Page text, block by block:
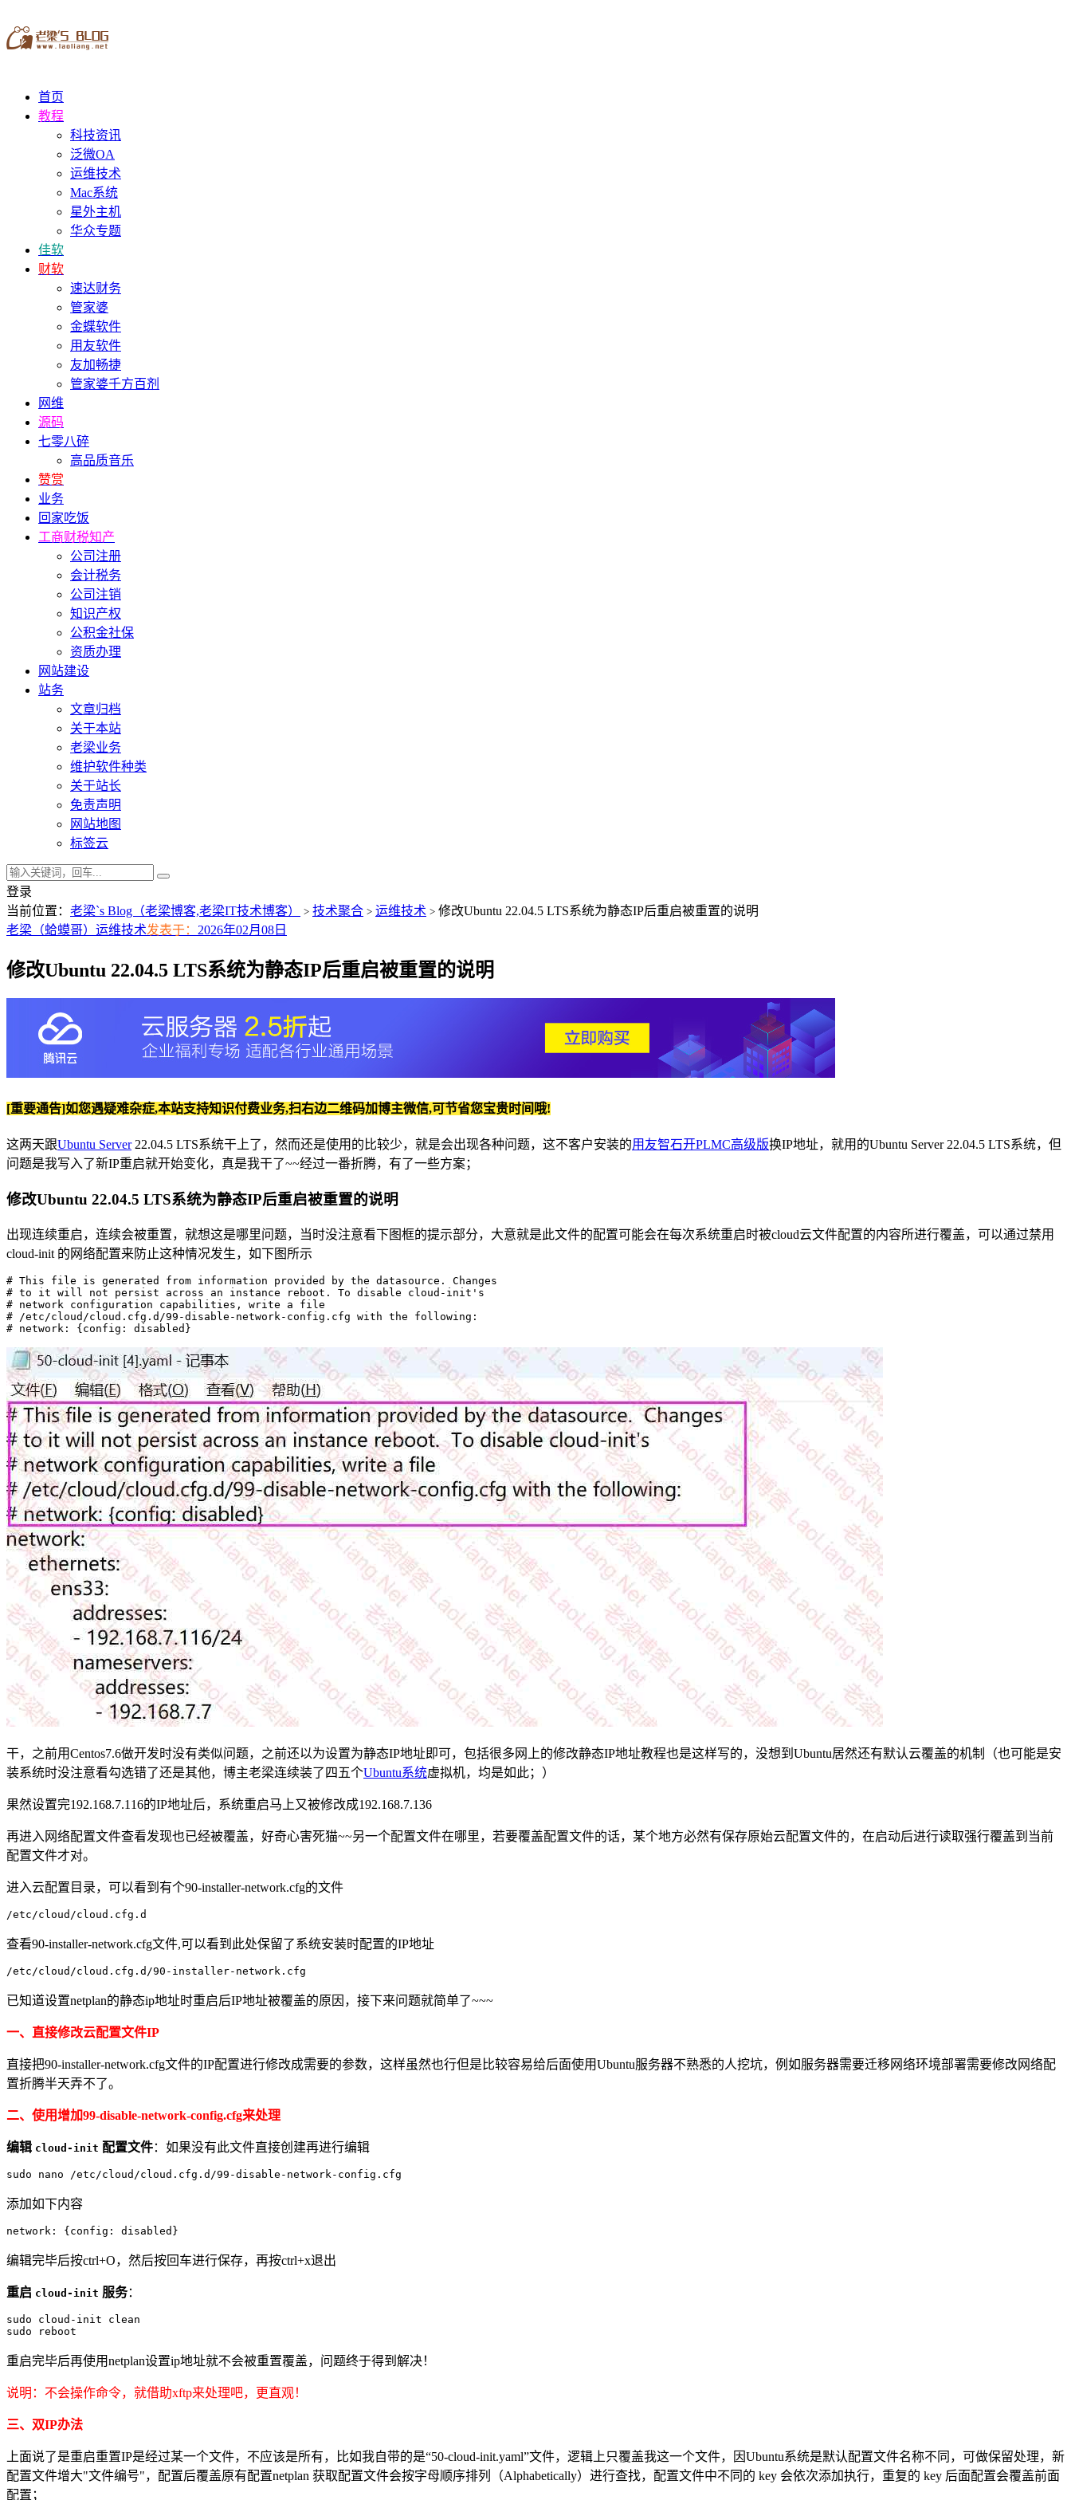
首页
教程
科技资讯
泛微OA
运维技术
Mac系统
星外主机
华众专题
佳软
财软
速达财务
管家婆
金蝶软件
用友软件
友加畅捷
管家婆千方百剂
网维
源码
七零八碎
高品质音乐
赞赏
业务
回家吃饭
工商财税知产
公司注册
会计税务
公司注销
知识产权
公积金社保
资质办理
网站建设
站务
文章归档
关于本站
老梁业务
维护软件种类
关于站长
免责声明
网站地图
标签云
登录
当前位置： 老梁`s Blog（老梁博客,老梁IT技术博客） > 技术聚合 > 运维技术 > 修改Ubuntu 22.04.5 LTS系统为静态IP后重启被重置的说明
老梁（蛤蟆哥） 运维技术发表于： 2026年02月08日
修改Ubuntu 22.04.5 LTS系统为静态IP后重启被重置的说明
[重要通告]如您遇疑难杂症,本站支持知识付费业务,扫右边二维码加博主微信,可节省您宝贵时间哦!
这两天跟Ubuntu Server22.04.5 LTS系统干上了，然而还是使用的比较少，就是会出现各种问题，这不客户安装的用友智石开PLMC高级版换IP地址，就用的Ubuntu Server 22.04.5 LTS系统，但
问题是我写入了新IP重启就开始变化，真是我干了~~经过一番折腾，有了一些方案；
修改Ubuntu 22.04.5 LTS系统为静态IP后重启被重置的说明
出现连续重启，连续会被重置，就想这是哪里问题，当时没注意看下图框的提示部分，大意就是此文件的配置可能会在每次系统重启时被cloud云文件配置的内容所进行覆盖，可以通过禁用
cloud-init 的网络配置来防止这种情况发生，如下图所示
# This file is generated from information provided by the datasource. Changes
# to it will not persist across an instance reboot. To disable cloud-init's
# network configuration capabilities, write a file
# /etc/cloud/cloud.cfg.d/99-disable-network-config.cfg with the following:
# network: {config: disabled}
干，之前用Centos7.6做开发时没有类似问题，之前还以为设置为静态IP地址即可，包括很多网上的修改静态IP地址教程也是这样写的，没想到Ubuntu居然还有默认云覆盖的机制（也可能是安
装系统时没注意看勾选错了还是其他，博主老梁连续装了四五个Ubuntu系统虚拟机，均是如此；）
果然设置完192.168.7.116的IP地址后，系统重启马上又被修改成192.168.7.136
再进入网络配置文件查看发现也已经被覆盖，好奇心害死猫~~另一个配置文件在哪里，若要覆盖配置文件的话，某个地方必然有保存原始云配置文件的，在启动后进行读取强行覆盖到当前
配置文件才对。
进入云配置目录，可以看到有个90-installer-network.cfg的文件
查看90-installer-network.cfg文件,可以看到此处保留了系统安装时配置的IP地址
/etc/cloud/cloud.cfg.d/90-installer-network.cfg
已知道设置netplan的静态ip地址时重启后IP地址被覆盖的原因，接下来问题就简单了~~~
一、直接修改云配置文件IP
直接把90-installer-network.cfg文件的IP配置进行修改成需要的参数，这样虽然也行但是比较容易给后面使用Ubuntu服务器不熟悉的人挖坑，例如服务器需要迁移网络环境部署需要修改网络配
置折腾半天弄不了。
二、使用增加99-disable-network-config.cfg来处理
编辑 cloud-init 配置文件：如果没有此文件直接创建再进行编辑
sudo nano /etc/cloud/cloud.cfg.d/99-disable-network-config.cfg
添加如下内容
network: {config: disabled}
编辑完毕后按ctrl+O，然后按回车进行保存，再按ctrl+x退出
重启 cloud-init 服务：
sudo cloud-init clean
sudo reboot
重启完毕后再使用netplan设置ip地址就不会被重置覆盖，问题终于得到解决！
说明：不会操作命令，就借助xftp来处理吧，更直观！
三、双IP办法
上面说了是重启重置IP是经过某一个文件，不应该是所有，比如我自带的是“50-cloud-init.yaml”文件，逻辑上只覆盖我这一个文件，因Ubuntu系统是默认配置文件名称不同，可做保留处理，新
配置文件增大"文件编号"，配置后覆盖原有配置netplan 获取配置文件会按字母顺序排列（Alphabetically）进行查找，配置文件中不同的 key 会依次添加执行，重复的 key 后面配置会覆盖前面
配置；